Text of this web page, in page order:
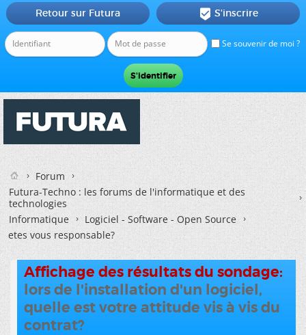
Se souvenir de moi ?
Retour sur Futura  S'inscrire
Forum
Futura-Techno : les forums de l'informatique et des
technologies
Informatique
Logiciel - Software - Open Source
etes vous responsable?
Affichage des résultats du sondage:
lors de l'installation d'un logiciel,
quelle est votre attitude vis à vis du
contrat?